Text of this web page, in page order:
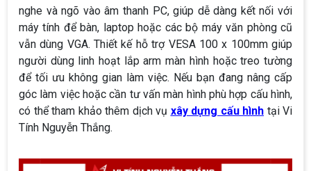
nghe và ngõ vào âm thanh PC, giúp dễ dàng kết nối với
máy tính để bàn, laptop hoặc các bộ máy văn phòng cũ
vẫn dùng VGA. Thiết kế hỗ trợ VESA 100 x 100mm giúp
người dùng linh hoạt lắp arm màn hình hoặc treo tường
để tối ưu không gian làm việc. Nếu bạn đang nâng cấp
góc làm việc hoặc cần tư vấn màn hình phù hợp cấu hình,
có thể tham khảo thêm dịch vụ xây dựng cấu hình tại Vi
Tính Nguyễn Thắng.